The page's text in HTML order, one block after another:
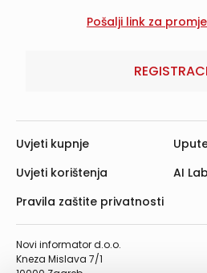
Novi informator d.o.o.
Kneza Mislava 7/1
Uvjeti kupnje
Uvjeti korištenja
Pravila zaštite privatnosti
AI Lab